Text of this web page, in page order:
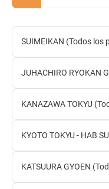
SUIMEIKAN (Todos los
JUHACHIRO RYOKAN
KANAZAWA TOKYU
KYOTO TOKYU - HAB
KATSUURA GYOEN